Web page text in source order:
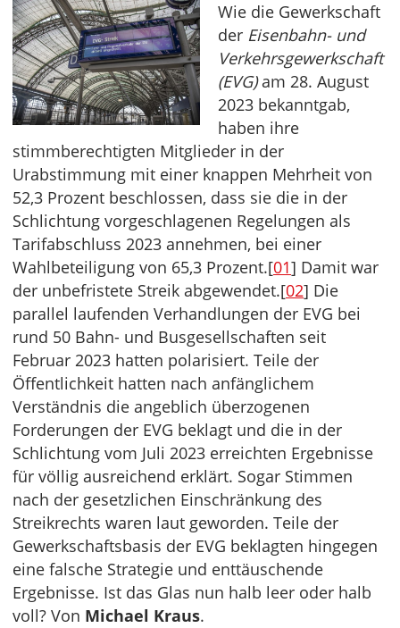
Wie die Gewerkschaft
der Eisenbahn- und
Verkehrsgewerkschaft
(EVG)am 28. August
2023 bekanntgab,
haben ihre
stimmberechtigten Mitglieder in der
Urabstimmung mit einer knappen Mehrheit von
52,3 Prozent beschlossen, dass sie die in der
Schlichtung vorgeschlagenen Regelungen als
Tarifabschluss 2023 annehmen, bei einer
Wahlbeteiligung von 65,3 Prozent.[01] Damit war
der unbefristete Streik abgewendet.[02] Die
parallel laufenden Verhandlungen der EVG bei
rund 50 Bahn- und Busgesellschaften seit
Februar 2023 hatten polarisiert. Teile der
Öffentlichkeit hatten nach anfänglichem
Verständnis die angeblich überzogenen
Forderungen der EVG beklagt und die in der
Schlichtung vom Juli 2023 erreichten Ergebnisse
für völlig ausreichend erklärt. Sogar Stimmen
nach der gesetzlichen Einschränkung des
Streikrechts waren laut geworden. Teile der
Gewerkschaftsbasis der EVG beklagten hingegen
eine falsche Strategie und enttäuschende
Ergebnisse. Ist das Glas nun halb leer oder halb
voll? Von Michael Kraus.